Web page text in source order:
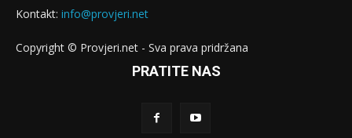
Kontakt: info@provjeri.net
Copyright © Provjeri.net - Sva prava pridržana
PRATITE NAS